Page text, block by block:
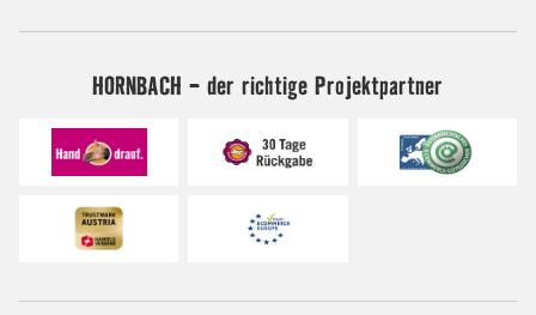
HORNBACH - der richtige Projektpartner